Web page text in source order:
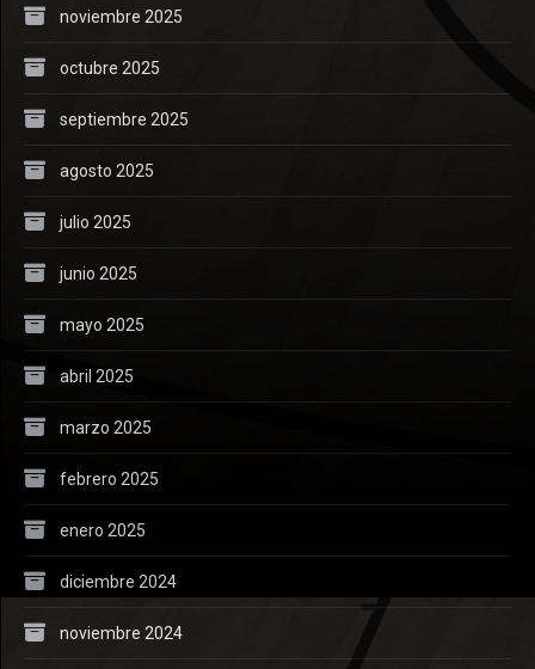
noviembre 2025
octubre 2025
septiembre 2025
agosto 2025
julio 2025
junio 2025
mayo 2025
abril 2025
marzo 2025
febrero 2025
enero 2025
diciembre 2024
noviembre 2024